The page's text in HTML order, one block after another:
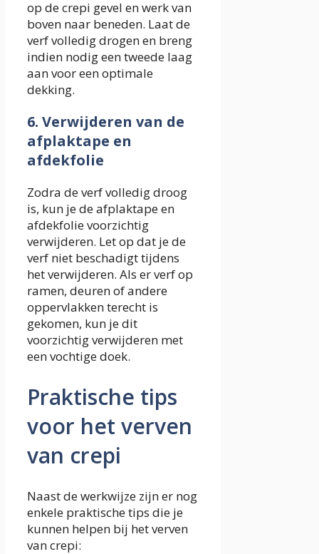
op de crepi gevel en werk van
boven naar beneden. Laat de
verf volledig drogen en breng
indien nodig een tweede laag
aan voor een optimale
dekking.
6. Verwijderen van de
afplaktape en
afdekfolie
Zodra de verf volledig droog
is, kun je de afplaktape en
afdekfolie voorzichtig
verwijderen. Let op dat je de
verf niet beschadigt tijdens
het verwijderen. Als er verf op
ramen, deuren of andere
oppervlakken terecht is
gekomen, kun je dit
voorzichtig verwijderen met
een vochtige doek.
Praktische tips
voor het verven
van crepi
Naast de werkwijze zijn er nog
enkele praktische tips die je
kunnen helpen bij het verven
van crepi: